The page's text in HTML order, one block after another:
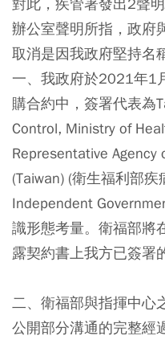
辦公室聲明所指，政府
取消是因我政府堅持名
一、我政府於2021年1
購合約中，簽署代表為
Control, Ministry of
Representative Agency
(Taiwan) (衛生福利部
Independent
識形態考量。衛福部將
露契約書上我方已簽署
二、衛福部與指揮中心
公開部分溝通的完整經